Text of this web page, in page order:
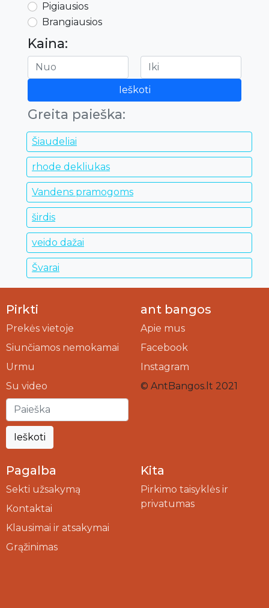
Pigiausios
Brangiausios
Kaina:
Ieškoti
Greita paieška:
Šiaudeliai
rhode dekliukas
Vandens pramogoms
širdis
veido dažai
Švarai
Pirkti
Prekės vietoje
Siunčiamos nemokamai
Urmu
Su video
Ieškoti
ant bangos
Apie mus
Facebook
Instagram
© AntBangos.lt 2021
Pagalba
Sekti užsakymą
Kontaktai
Klausimai ir atsakymai
Grąžinimas
Kita
Pirkimo taisyklės ir
privatumas